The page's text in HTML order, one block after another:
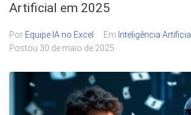
Artificial em 2025
Por Equipe IA no Excel Em Inteligência Artificial
Postou 30 de maio de 2025